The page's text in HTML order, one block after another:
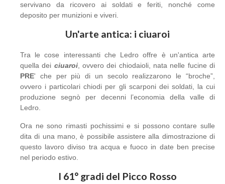
servivano da ricovero ai soldati e feriti, nonché come
deposito per munizioni e viveri.
Un'arte antica: i ciuaroi
Tra le cose interessanti che Ledro offre è un'antica arte
quella dei ciuaroi, ovvero dei chiodaioli, nata nelle fucine di
PRE' che per più di un secolo realizzarono le “broche”,
ovvero i particolari chiodi per gli scarponi dei soldati, la cui
produzione segnò per decenni l’economia della valle di
Ledro.
Ora ne sono rimasti pochissimi e si possono contare sulle
dita di una mano, è possibile assistere alla dimostrazione di
questo lavoro diviso tra acqua e fuoco in date ben precise
nel periodo estivo.
I 61° gradi del Picco Rosso